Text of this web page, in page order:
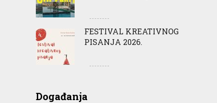
FESTIVAL KREATIVNOG
PISANJA 2026.
Događanja